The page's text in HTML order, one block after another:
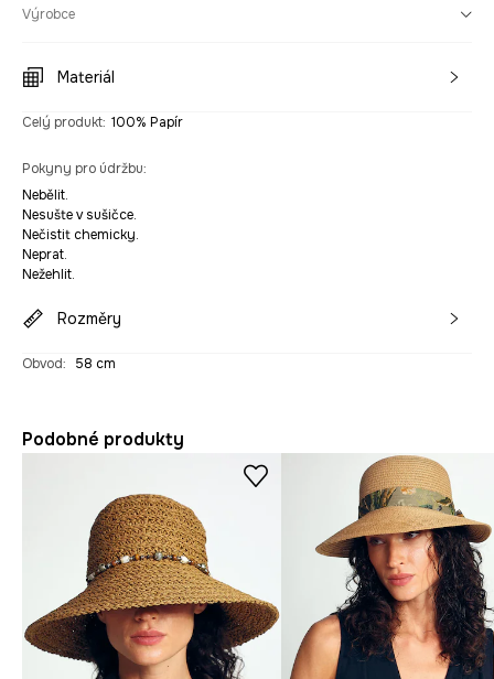
Výrobce
Materiál
Celý produkt: 100% Papír
Pokyny pro údržbu:
Nebělit.
Nesušte v sušičce.
Nečistit chemicky.
Neprat.
Nežehlit.
Rozměry
Obvod: 58 cm
Podobné produkty